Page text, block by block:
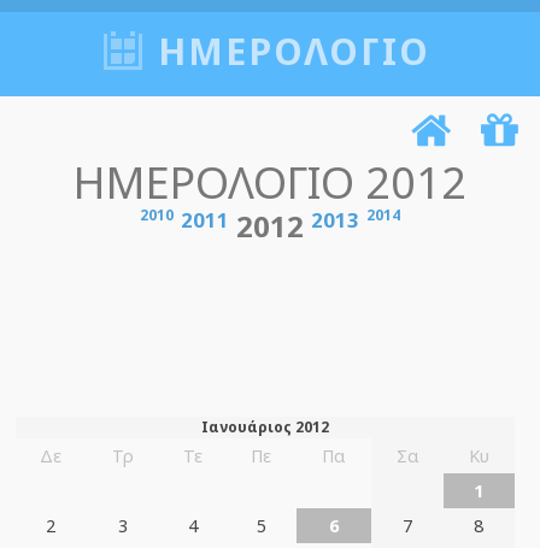
ΗΜΕΡΟΛΟΓΙΟ
ΗΜΕΡΟΛΟΓΙΟ 2012
2010 2011 2012 2013 2014
Ιανουάριος 2012
Δε Τρ Τε Πε Πα Σα
Κυ
1
2
3 4 5 6 7
8